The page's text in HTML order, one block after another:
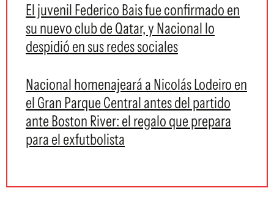
El juvenil Federico Bais fue confirmado en
su nuevo club de Qatar, y Nacional lo
despidió en sus redes sociales
Nacional homenajeará a Nicolás Lodeiro en
el Gran Parque Central antes del partido
ante Boston River: el regalo que prepara
para el exfutbolista